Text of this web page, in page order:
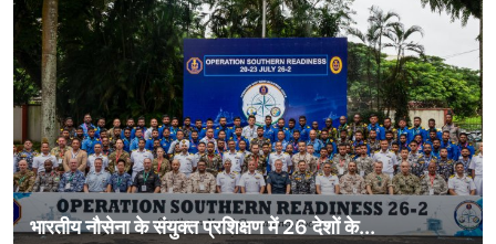
भारतीय नौसेना के संयुक्त प्रशिक्षण में 26 देशों के...